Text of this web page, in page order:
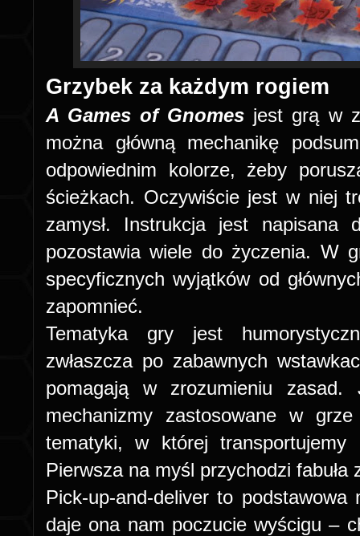
Grzybek za każdym rogiem
A Games of Gnomes jest grą w
można główną mechanikę
odpowiednim kolorze, żeby
ścieżkach. Oczywiście jest w niej
zamysł. Instrukcja jest
pozostawia wiele do życzenia. W
specyficznych wyjątków od
zapomnieć.
Tematyka gry jest
zwłaszcza po zabawnych
pomagają w zrozumieniu
mechanizmy zastosowane w
tematyki, w której
Pierwsza na myśl przychodzi
Pick-up-and-deliver to
daje ona nam poczucie wyścigu –